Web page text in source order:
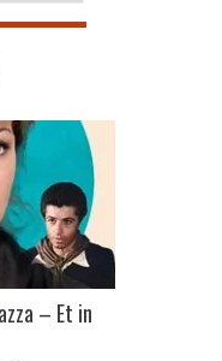
– Et in